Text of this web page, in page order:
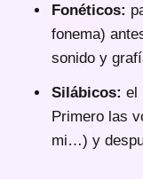
Fonéticos:
fonema)
sonido y
Silábicos: el
Primero las
mi…) y